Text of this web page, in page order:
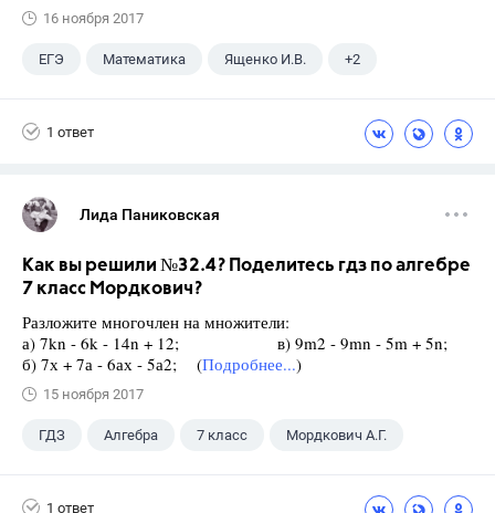
16 ноября 2017
ЕГЭ Математика Ященко И.В. +2
1 ответ
Лида Паниковская
Как вы решили №32.4? Поделитесь гдз по алгебре
7 класс Мордкович?
Разложите многочлен на множители:
а) 7kn - 6k - 14n + 12; в) 9m2 - 9mn - 5m + 5n;
б) 7х + 7а - 6ах - 5а2; (Подробнее...)
15 ноября 2017
ГДЗ Алгебра 7 класс Мордкович А.Г.
1 ответ